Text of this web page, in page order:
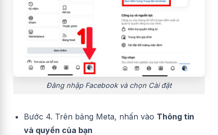
Đăng nhập Facebook và chọn Cài đặt
Bước 4. Trên bảng Meta, nhấn vào Thông tin
và quyền của bạn